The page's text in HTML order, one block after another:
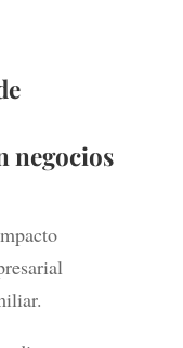
negocios